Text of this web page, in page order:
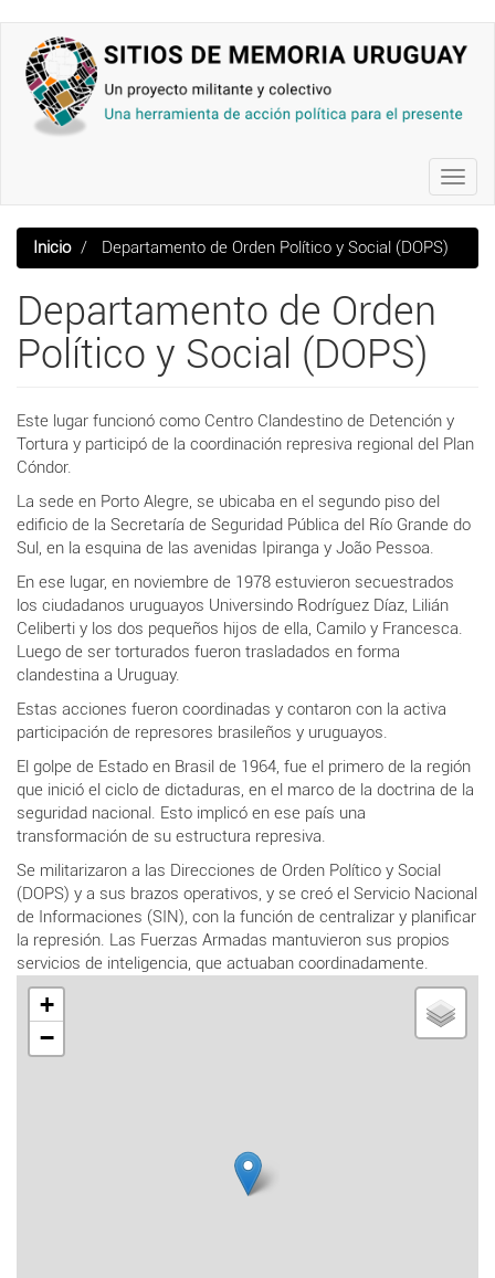
contenido
principal
Inicio Departamento de Orden Político y Social (DOPS)
Departamento de Orden
Político y Social (DOPS)
Este lugar funcionó como Centro Clandestino de Detención y
Tortura y participó de la coordinación represiva regional del Plan
Cóndor.
La sede en Porto Alegre, se ubicaba en el segundo piso del
edificio de la Secretaría de Seguridad Pública del Río Grande do
Sul, en la esquina de las avenidas Ipiranga y João Pessoa.
En ese lugar, en noviembre de 1978 estuvieron secuestrados
los ciudadanos uruguayos Universindo Rodríguez Díaz, Lilián
Celiberti y los dos pequeños hijos de ella, Camilo y Francesca.
Luego de ser torturados fueron trasladados en forma
clandestina a Uruguay.
Estas acciones fueron coordinadas y contaron con la activa
participación de represores brasileños y uruguayos.
El golpe de Estado en Brasil de 1964, fue el primero de la región
que inició el ciclo de dictaduras, en el marco de la doctrina de la
seguridad nacional. Esto implicó en ese país una
transformación de su estructura represiva.
Se militarizaron a las Direcciones de Orden Político y Social
(DOPS) y a sus brazos operativos, y se creó el Servicio Nacional
de Informaciones (SIN), con la función de centralizar y planificar
la represión. Las Fuerzas Armadas mantuvieron sus propios
servicios de inteligencia, que actuaban coordinadamente.
+
−